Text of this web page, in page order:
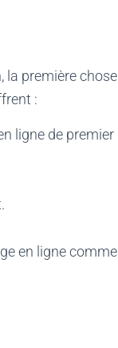
la première chose
:
ligne de premier
en ligne comme